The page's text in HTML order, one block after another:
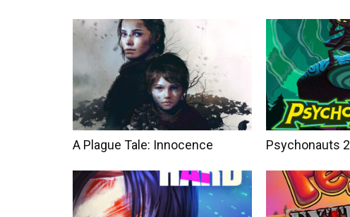
A Plague Tale: Innocence Psychonauts 2